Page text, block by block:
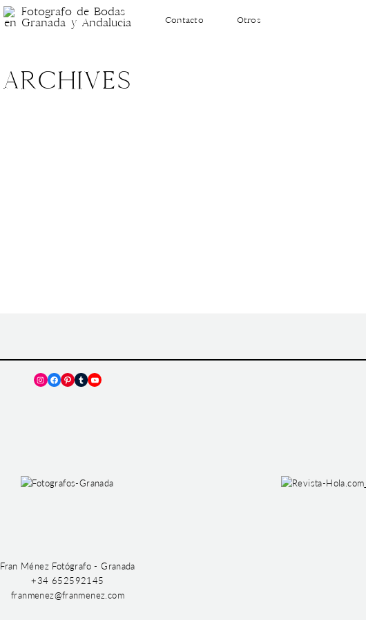
Contacto Otros
ARCHIVES
Instagram
Facebook
Pinterest
TumblrYouTube
Fran Ménez Fotógrafo - Granada
+34 652592145
franmenez@franmenez.com